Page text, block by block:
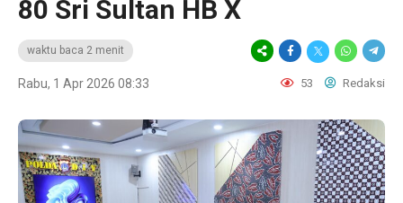
80 Sri Sultan HB X
waktu baca 2 menit
Rabu, 1 Apr 2026 08:33 53 Redaksi